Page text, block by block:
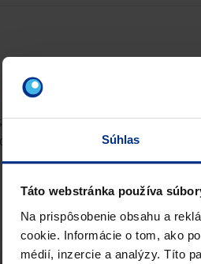
Súhlas
Táto webstránka používa
Na prispôsobenie obsahu a
cookie. Informácie o tom, ako
médií, inzercie a analýzy. Títo
konštrukcia nádrže,
manipulácia a inštalácia